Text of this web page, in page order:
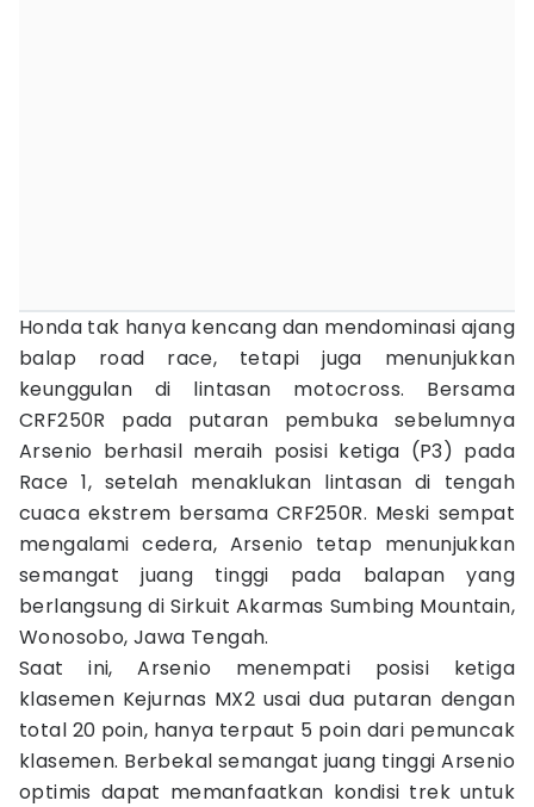
Honda tak hanya kencang dan mendominasi ajang
balap road race, tetapi juga menunjukkan
keunggulan di lintasan motocross. Bersama
CRF250R pada putaran pembuka sebelumnya
Arsenio berhasil meraih posisi ketiga (P3) pada
Race 1, setelah menaklukan lintasan di tengah
cuaca ekstrem bersama CRF250R. Meski sempat
mengalami cedera, Arsenio tetap menunjukkan
semangat juang tinggi pada balapan yang
berlangsung di Sirkuit Akarmas Sumbing Mountain,
Wonosobo, Jawa Tengah.
Saat ini, Arsenio menempati posisi ketiga
klasemen Kejurnas MX2 usai dua putaran dengan
total 20 poin, hanya terpaut 5 poin dari pemuncak
klasemen. Berbekal semangat juang tinggi Arsenio
optimis dapat memanfaatkan kondisi trek untuk